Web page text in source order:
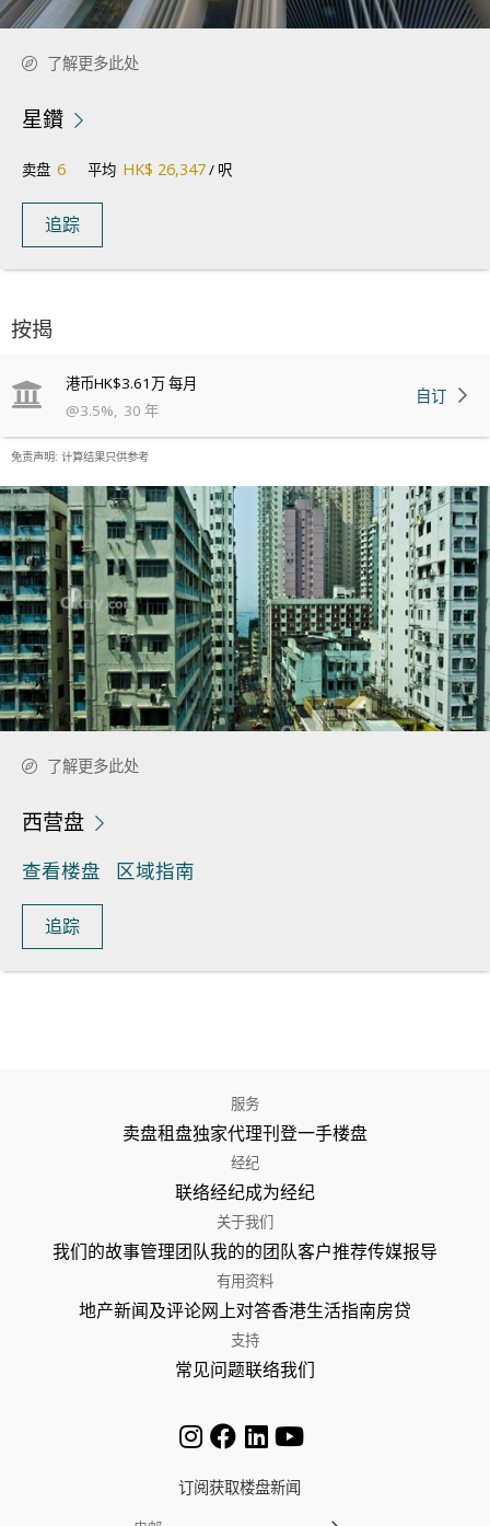
按揭
港币HK$3.61万每月
@3.5%, 30 年
自订
免责声明: 计算结果只供参考
了解更多此处
星鑽
卖盘 6 平均 HK$ 26,347/ 呎
追踪
了解更多此处
西营盘
查看楼盘 区域指南
追踪
服务
卖盘租盘独家代理刊登一手楼盘
经纪
联络经纪成为经纪
关于我们
我们的故事管理团队我的的团队客户推荐传媒报导
有用资料
地产新闻及评论网上对答香港生活指南房贷
支持
常见问题联络我们
订阅获取楼盘新闻